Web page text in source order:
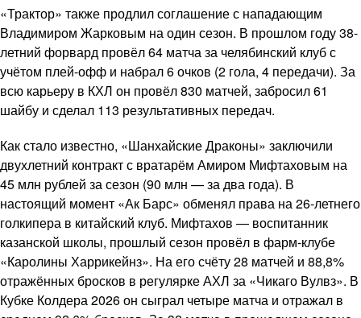
«Трактор» также продлил соглашение с нападающим
Владимиром Жарковым на один сезон. В прошлом году 38-
летний форвард провёл 64 матча за челябинский клуб с
учётом плей-офф и набрал 6 очков (2 гола, 4 передачи). За
всю карьеру в КХЛ он провёл 830 матчей, забросил 61
шайбу и сделал 113 результативных передач.
Как стало известно, «Шанхайские Драконы» заключили
двухлетний контракт с вратарём Амиром Мифтаховым на
45 млн рублей за сезон (90 млн — за два года). В
настоящий момент «Ак Барс» обменял права на 26-летнего
голкипера в китайский клуб. Мифтахов — воспитанник
казанской школы, прошлый сезон провёл в фарм-клубе
«Каролины Харрикейнз». На его счёту 28 матчей и 88,8%
отражённых бросков в регулярке АХЛ за «Чикаго Вулвз». В
Кубке Колдера 2026 он сыграл четыре матча и отражал в